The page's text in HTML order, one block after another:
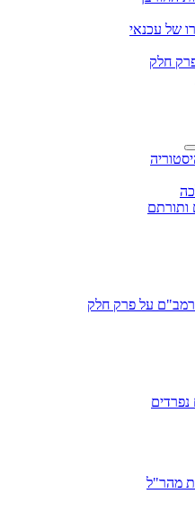
של עכנאי
חלק
ותורתם
על פרק חלק
מהר"ל